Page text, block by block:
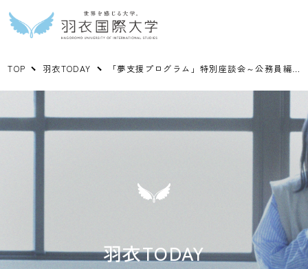
TOP 羽衣TODAY 「夢支援プログラム」特別座談会～公務員編～が開催されます！
羽衣TODAY